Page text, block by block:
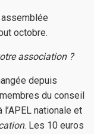
assemblée
octobre.
association ?
depuis
du conseil
l’APEL nationale et
. Les 10 euros